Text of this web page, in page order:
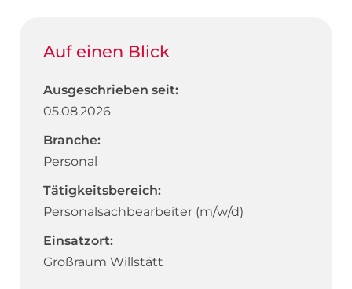
Auf einen Blick
Ausgeschrieben seit:
05.08.2026
Branche:
Personal
Tätigkeitsbereich:
Personalsachbearbeiter (m/w/d)
Einsatzort:
Großraum Willstätt